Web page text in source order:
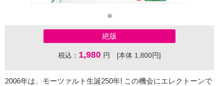
絶版
税込： 1,980 円 [本体 1,800円]
2006年は、モーツァルト生誕250年! この機会にエレクトーンで